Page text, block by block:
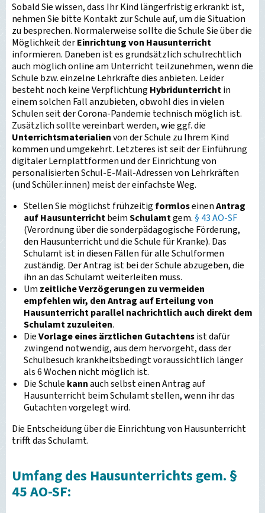
Sobald Sie wissen, dass Ihr Kind längerfristig erkrankt ist,
nehmen Sie bitte Kontakt zur Schule auf, um die Situation
zu besprechen. Normalerweise sollte die Schule Sie über die
Möglichkeit derEinrichtung von Hausunterricht
informieren. Daneben ist es grundsätzlich schulrechtlich
auch möglich online am Unterricht teilzunehmen, wenn die
Schule bzw. einzelne Lehrkräfte dies anbieten. Leider
besteht noch keine Verpflichtung Hybridunterrichtin
einem solchen Fall anzubieten, obwohl dies in vielen
Schulen seit der Corona-Pandemie technisch möglich ist.
Zusätzlich sollte vereinbart werden, wie ggf. die
Unterrichtsmaterialienvon der Schule zu Ihrem Kind
kommen und umgekehrt. Letzteres ist seit der Einführung
digitaler Lernplattformen und der Einrichtung von
personalisierten Schul-E-Mail-Adressen von Lehrkräften
(und Schüler:innen) meist der einfachste Weg.
Stellen Sie möglichst frühzeitig formloseinenAntrag
auf HausunterrichtbeimSchulamtgem.§ 43 AO-SF
(Verordnung über die sonderpädagogische Förderung,
den Hausunterricht und die Schule für Kranke). Das
Schulamt ist in diesen Fällen für alle Schulformen
zuständig. Der Antrag ist bei der Schule abzugeben, die
ihn an das Schulamt weiterleiten muss.
Um zeitliche Verzögerungen zu vermeiden
empfehlen wir, den Antrag auf Erteilung von
Hausunterricht parallel nachrichtlich auch direkt dem
Schulamt zuzuleiten.
DieVorlage eines ärztlichen Gutachtensist dafür
zwingend notwendig, aus dem hervorgeht, dass der
Schulbesuch krankheitsbedingt voraussichtlich länger
als 6 Wochen nicht möglich ist.
Die Schule kannauch selbst einen Antrag auf
Hausunterricht beim Schulamt stellen, wenn ihr das
Gutachten vorgelegt wird.
Die Entscheidung über die Einrichtung von Hausunterricht
trifft das Schulamt.
Umfang des Hausunterrichts gem. §
45 AO-SF: